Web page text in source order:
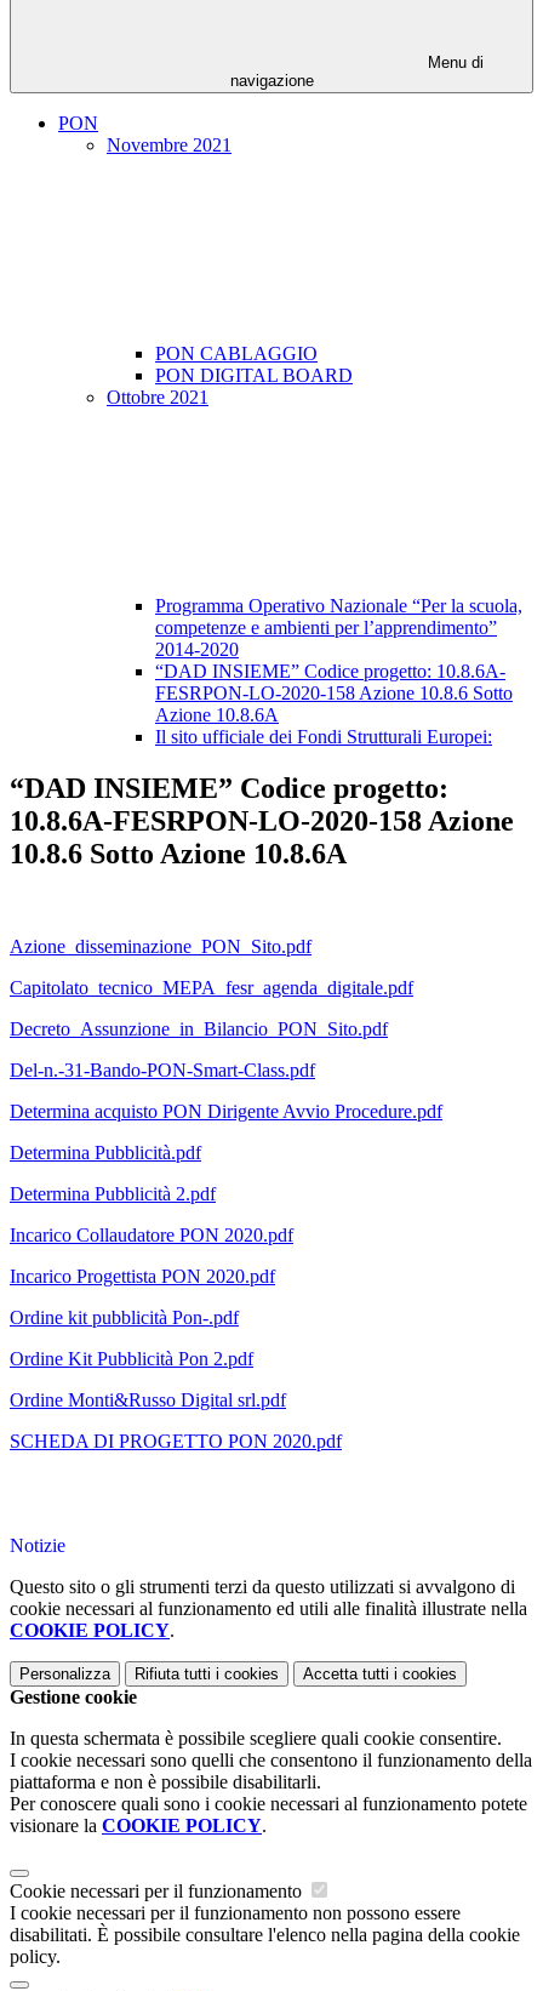
Menu di
navigazione
PON
Novembre 2021
PON CABLAGGIO
PON DIGITAL BOARD
Ottobre 2021
Programma Operativo Nazionale “Per la scuola,
competenze e ambienti per l’apprendimento”
2014-2020
“DAD INSIEME” Codice progetto: 10.8.6A-
FESRPON-LO-2020-158 Azione 10.8.6 Sotto
Azione 10.8.6A
Il sito ufficiale dei Fondi Strutturali Europei:
“DAD INSIEME” Codice progetto:
10.8.6A-FESRPON-LO-2020-158 Azione
10.8.6 Sotto Azione 10.8.6A
Azione_disseminazione_PON_Sito.pdf
Capitolato_tecnico_MEPA_fesr_agenda_digitale.pdf
Decreto_Assunzione_in_Bilancio_PON_Sito.pdf
Del-n.-31-Bando-PON-Smart-Class.pdf
Determina acquisto PON Dirigente Avvio Procedure.pdf
Determina Pubblicità.pdf
Determina Pubblicità 2.pdf
Incarico Collaudatore PON 2020.pdf
Incarico Progettista PON 2020.pdf
Ordine kit pubblicità Pon-.pdf
Ordine Kit Pubblicità Pon 2.pdf
Ordine Monti&Russo Digital srl.pdf
SCHEDA DI PROGETTO PON 2020.pdf
Notizie
Questo sito o gli strumenti terzi da questo utilizzati si avvalgono di
cookie necessari al funzionamento ed utili alle finalità illustrate nella
COOKIE POLICY.
Personalizza Rifiuta tutti i cookies Accetta tutti i cookies
Gestione cookie
In questa schermata è possibile scegliere quali cookie consentire.
I cookie necessari sono quelli che consentono il funzionamento della
piattaforma e non è possibile disabilitarli.
Per conoscere quali sono i cookie necessari al funzionamento potete
visionare la COOKIE POLICY.
Cookie necessari per il funzionamento
I cookie necessari per il funzionamento non possono essere
disabilitati. È possibile consultare l'elenco nella pagina della cookie
policy.